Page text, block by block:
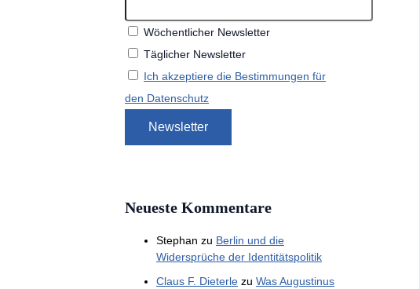
Wöchentlicher Newsletter
Täglicher Newsletter
Ich akzeptiere die Bestimmungen für
den Datenschutz
Neueste Kommentare
Stephan zu Berlin und die
Widersprüche der Identitätspolitik
Claus F. Dieterle zu Was Augustinus